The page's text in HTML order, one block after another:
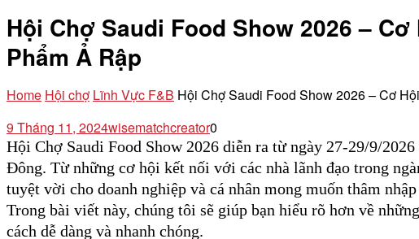
Hội Chợ Saudi Food Show 2026 –
Phẩm Ả Rập
Home Hội chợ Lĩnh Vực F&B Hội Chợ Saudi Food Show 2026 – Cơ
9 Tháng 11, 2024wisematchcreator0
Hội Chợ Saudi Food Show 2026 diễn ra từ ngày 27-29/9/
Đông. Từ những cơ hội kết nối với các nhà lãnh đạo trong
tuyệt vời cho doanh nghiệp và cá nhân mong muốn thâm
Trong bài viết này, chúng tôi sẽ giúp bạn hiểu rõ hơn về
cách dễ dàng và nhanh chóng.